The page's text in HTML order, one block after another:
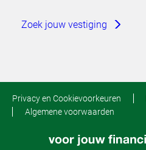
Zoek jouw vestiging
Privacy en Cookievoorkeuren
Algemene voorwaarden